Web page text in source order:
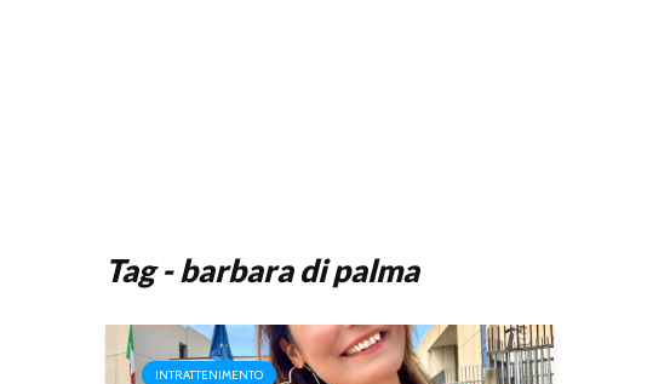
Tag - barbara di palma
INTRATTENIMENTO